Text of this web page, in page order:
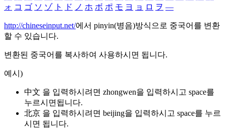
ォ コ ゴ ソ ゾ ト ド ノ ホ ボ ポ モ ヨ ョ ロ ヲ ―
http://chineseinput.net/에서 pinyin(병음)방식으로 중국어를 변환
할 수 있습니다.
변환된 중국어를 복사하여 사용하시면 됩니다.
예시)
中文 을 입력하시려면 zhongwen을 입력하시고 space를
누르시면됩니다.
北京 을 입력하시려면 beijing을 입력하시고 space를 누르
시면 됩니다.